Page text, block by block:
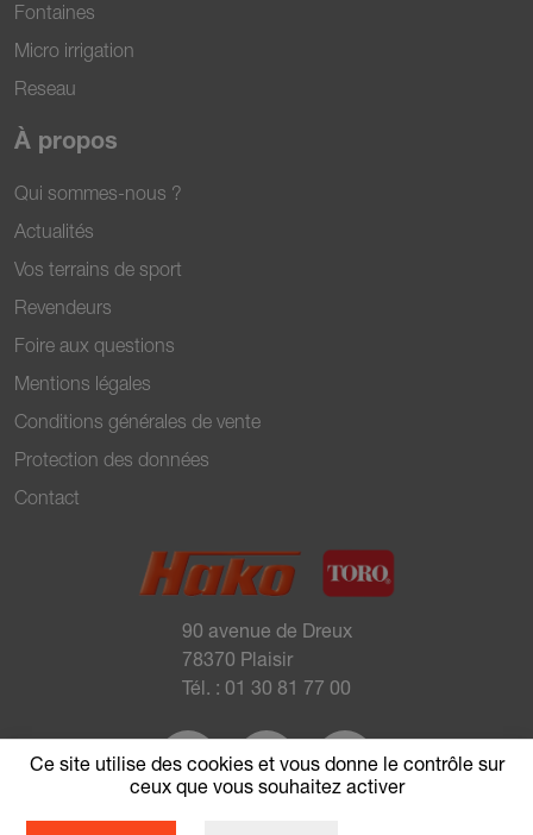
Fontaines
Micro irrigation
Reseau
À propos
Qui sommes-nous ?
Actualités
Vos terrains de sport
Revendeurs
Foire aux questions
Mentions légales
Conditions générales de vente
Protection des données
Contact
90 avenue de Dreux
78370 Plaisir
Tél. : 01 30 81 77 00
Site dédié aux professionnels de l’irrigation.
Ce site utilise des cookies et vous donne le contrôle sur
ceux que vous souhaitez activer